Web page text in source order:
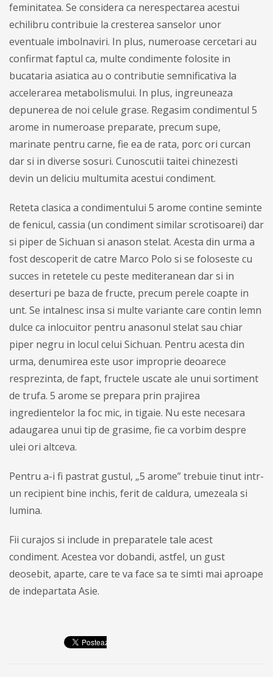
feminitatea. Se considera ca nerespectarea acestui
echilibru contribuie la cresterea sanselor unor
eventuale imbolnaviri. In plus, numeroase cercetari au
confirmat faptul ca, multe condimente folosite in
bucataria asiatica au o contributie semnificativa la
accelerarea metabolismului. In plus, ingreuneaza
depunerea de noi celule grase. Regasim condimentul 5
arome in numeroase preparate, precum supe,
marinate pentru carne, fie ea de rata, porc ori curcan
dar si in diverse sosuri. Cunoscutii taitei chinezesti
devin un deliciu multumita acestui condiment.
Reteta clasica a condimentului 5 arome contine seminte
de fenicul, cassia (un condiment similar scrotisoarei) dar
si piper de Sichuan si anason stelat. Acesta din urma a
fost descoperit de catre Marco Polo si se foloseste cu
succes in retetele cu peste mediteranean dar si in
deserturi pe baza de fructe, precum perele coapte in
unt. Se intalnesc insa si multe variante care contin lemn
dulce ca inlocuitor pentru anasonul stelat sau chiar
piper negru in locul celui Sichuan. Pentru acesta din
urma, denumirea este usor improprie deoarece
resprezinta, de fapt, fructele uscate ale unui sortiment
de trufa. 5 arome se prepara prin prajirea
ingredientelor la foc mic, in tigaie. Nu este necesara
adaugarea unui tip de grasime, fie ca vorbim despre
ulei ori altceva.
Pentru a-i fi pastrat gustul, „5 arome” trebuie tinut intr-
un recipient bine inchis, ferit de caldura, umezeala si
lumina.
Fii curajos si include in preparatele tale acest
condiment. Acestea vor dobandi, astfel, un gust
deosebit, aparte, care te va face sa te simti mai aproape
de indepartata Asie.